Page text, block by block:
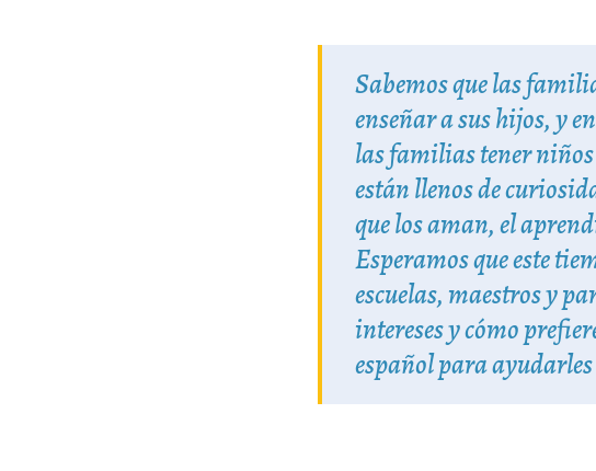
Sabemos que las
enseñar a sus hijos, y
las familias tener
están llenos de
que los aman, el
Esperamos que este
escuelas, maestros y
intereses y cómo
español para